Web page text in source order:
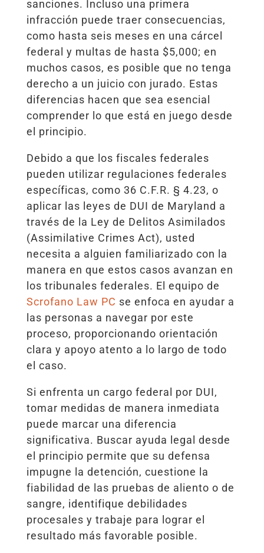
sanciones. Incluso una primera
infracción puede traer consecuencias,
como hasta seis meses en una cárcel
federal y multas de hasta $5,000; en
muchos casos, es posible que no tenga
derecho a un juicio con jurado. Estas
diferencias hacen que sea esencial
comprender lo que está en juego desde
el principio.
Debido a que los fiscales federales
pueden utilizar regulaciones federales
específicas, como 36 C.F.R. § 4.23, o
aplicar las leyes de DUI de Maryland a
través de la Ley de Delitos Asimilados
(Assimilative Crimes Act), usted
necesita a alguien familiarizado con la
manera en que estos casos avanzan en
los tribunales federales. El equipo de
Scrofano Law PC se enfoca en ayudar a
las personas a navegar por este
proceso, proporcionando orientación
clara y apoyo atento a lo largo de todo
el caso.
Si enfrenta un cargo federal por DUI,
tomar medidas de manera inmediata
puede marcar una diferencia
significativa. Buscar ayuda legal desde
el principio permite que su defensa
impugne la detención, cuestione la
fiabilidad de las pruebas de aliento o de
sangre, identifique debilidades
procesales y trabaje para lograr el
resultado más favorable posible.